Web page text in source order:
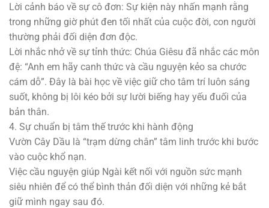
Lời cảnh báo về sự cô đơn: Sự kiện này nhấn mạnh rằng
trong những giờ phút đen tối nhất của cuộc đời, con người
thường phải đối diện đơn độc.
Lời nhắc nhở về sự tỉnh thức: Chúa Giêsu đã nhắc các môn
đệ: “Anh em hãy canh thức và cầu nguyện kẻo sa chước
cám dỗ”. Đây là bài học về việc giữ cho tâm trí luôn sáng
suốt, không bị lôi kéo bởi sự lười biếng hay yếu đuối của
bản thân.
4. Sự chuẩn bị tâm thế trước khi hành động
Vườn Cây Dầu là “trạm dừng chân” tâm linh trước khi bước
vào cuộc khổ nạn.
Việc cầu nguyện giúp Ngài kết nối với nguồn sức mạnh
siêu nhiên để có thể bình thản đối diện với những kẻ bắt
giữ mình ngay sau đó.